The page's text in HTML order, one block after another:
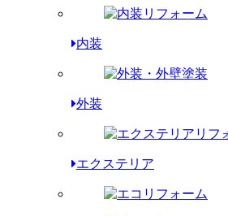
内装
外装
エクステリア